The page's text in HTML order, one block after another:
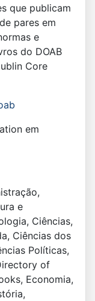
que publicam
pares em
e
do DOAB
Core
em
e
Ciências,
Ciências dos
Políticas,
of
Economia,